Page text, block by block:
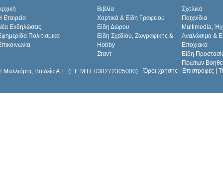
Εταιρεία
Εκδηλώσεις
Πολιτισμικά
Βιβλία
Σχολικά
Χαρτικά & Είδη Γραφείου
Παιχνίδια
Είδη Δώρου
Multimedia,
Είδη Σχεδίου, Ζωγραφικής &
Hobby
Αναλώσιμα &
Εποχιακά
Σταντ
Είδη
Πρώτων
Μαλλιάρης Παιδεία Α.Ε. (Γ.Ε.Μ.Η. 038272305000)
Όροι χρήσης Επιστροφές